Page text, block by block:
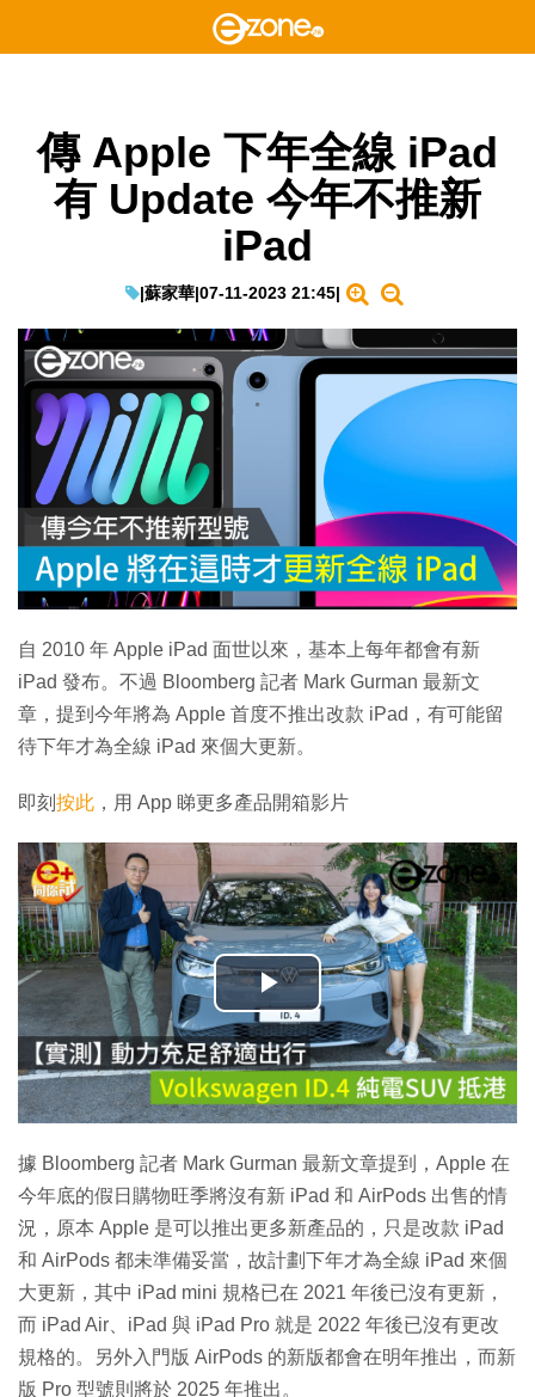
傳 Apple 下年全線 iPad
有 Update 今年不推新
iPad
|蘇家華|07-11-2023 21:45|
自 2010 年 Apple iPad 面世以來，基本上每年都會有新
iPad 發布。不過 Bloomberg 記者 Mark Gurman 最新文
章，提到今年將為 Apple 首度不推出改款 iPad，有可能留
待下年才為全線 iPad 來個大更新。
即刻 按此 ，用 App 睇更多產品開箱影片
播
放
影
片
據 Bloomberg 記者 Mark Gurman 最新文章提到，Apple 在
今年底的假日購物旺​​季將沒有新 iPad 和 AirPods 出售的情
況，原本 Apple 是可以推出更多新產品的，只是改款 iPad
和 AirPods 都未準備妥當，故計劃下年才為全線 iPad 來個
大更新，其中 iPad mini 規格已在 2021 年後已沒有更新，
而 iPad Air、iPad 與 iPad Pro 就是 2022 年後已沒有更改
規格的。另外入門版 AirPods 的新版都會在明年推出，而新
版 Pro 型號則將於 2025 年推出。